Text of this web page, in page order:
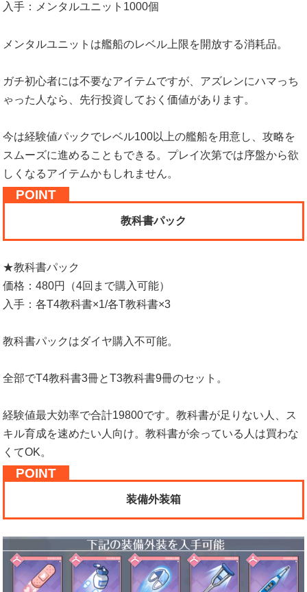
入手：メンタルユニット1000個
メンタルユニットは艦船のレベル上限を開放する消耗品。
ガチ初心者には不要なアイテムですが、アズレンにハマっち
ゃった人なら、先行投資しておく価値があります。
今は経験値パックでレベル100以上の艦船を用意し、攻略を
スムーズに進めることもできる。プレイ次第では序盤から欲
しくなるアイテムかもしれません。
教科書パック
★教科書パック
価格：480円（4回まで購入可能）
入手：各T4教科書×1/各T教科書×3
教科書パックはダイヤ購入不可能。
全部でT4教科書3冊とT3教科書9冊のセット。
経験値最大効率で合計19800です。教科書が足りない人、ス
キル育成を速めたい人向け。教科書が余っている人は買わな
くてOK。
装備外装箱